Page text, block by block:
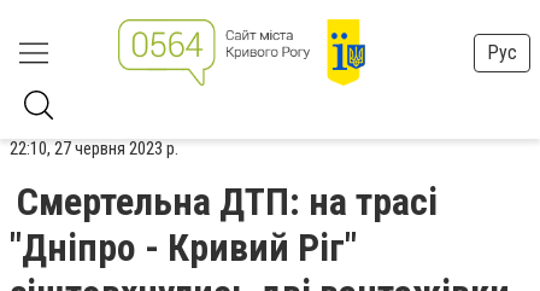
Рус
22:10, 27 червня 2023 р.
Смертельна ДТП: на трасі
"Дніпро - Кривий Ріг"